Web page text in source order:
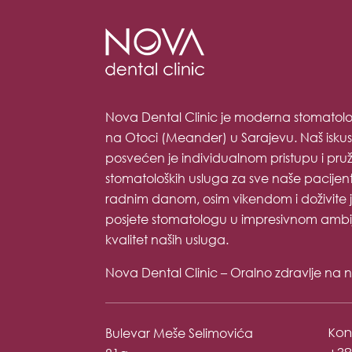
Nova Dental Clinic je moderna
na Otoci (Meander) u Sarajevu. Naš
posvećen je individualnom pristupu i
stomatoloških usluga za sve naše
radnim danom, osim vikendom i doživite
posjete stomatologu u impresivnom
kvalitet naših usluga.
Nova Dental Clinic – Oralno zdravlje na
Bulevar Meše Selimovića